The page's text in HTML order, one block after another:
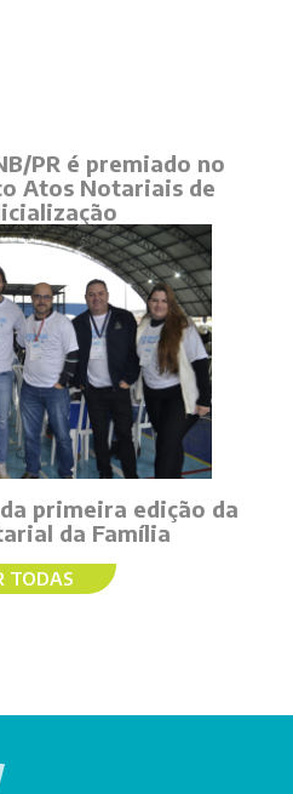
PR é premiado no
Atos Notariais de
primeira edição da
da Família
TODAS